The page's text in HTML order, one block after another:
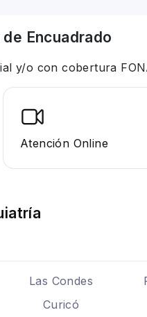
de Encuadrado
y/o con cobertura
Atención Online
Las Condes
Curicó